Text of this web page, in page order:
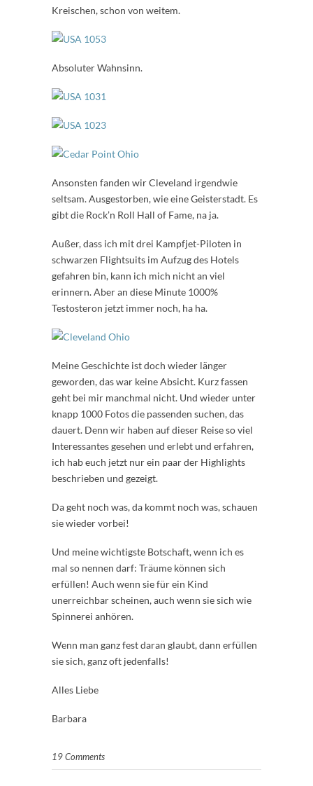
Kreischen, schon von weitem.
Absoluter Wahnsinn.
Ansonsten fanden wir Cleveland irgendwie
seltsam. Ausgestorben, wie eine Geisterstadt. Es
gibt die Rock’n Roll Hall of Fame, na ja.
Außer, dass ich mit drei Kampfjet-Piloten in
schwarzen Flightsuits im Aufzug des Hotels
gefahren bin, kann ich mich nicht an viel
erinnern. Aber an diese Minute 1000%
Testosteron jetzt immer noch, ha ha.
Meine Geschichte ist doch wieder länger
geworden, das war keine Absicht. Kurz fassen
geht bei mir manchmal nicht. Und wieder unter
knapp 1000 Fotos die passenden suchen, das
dauert. Denn wir haben auf dieser Reise so viel
Interessantes gesehen und erlebt und erfahren,
ich hab euch jetzt nur ein paar der Highlights
beschrieben und gezeigt.
Da geht noch was, da kommt noch was, schauen
sie wieder vorbei!
Und meine wichtigste Botschaft, wenn ich es
mal so nennen darf: Träume können sich
erfüllen! Auch wenn sie für ein Kind
unerreichbar scheinen, auch wenn sie sich wie
Spinnerei anhören.
Wenn man ganz fest daran glaubt, dann erfüllen
sie sich, ganz oft jedenfalls!
Alles Liebe
Barbara
19 Comments